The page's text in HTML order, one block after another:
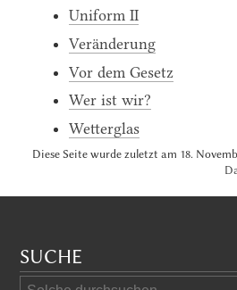
Uniform II
Veränderung
Vor dem Gesetz
Wer ist wir?
Wetterglas
Diese Seite wurde zuletzt am 18.
SUCHE